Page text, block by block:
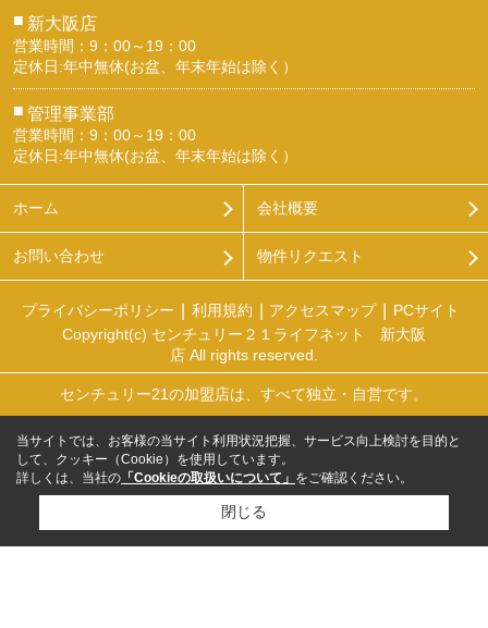
■ 新大阪店
営業時間：9：00～19：00
定休日:年中無休(お盆、年末年始は除く）
■ 管理事業部
営業時間：9：00～19：00
定休日:年中無休(お盆、年末年始は除く）
ホーム 会社概要
お問い合わせ 物件リクエスト
プライバシーポリシー 利用規約 アクセスマップ
PCサイト
Copyright(c) センチュリー２１ライフネット 新大阪
店 All rights reserved.
センチュリー21の加盟店は、すべて独立・自営です。
当サイトでは、お客様の当サイト利用状況把握、サービス向上検討を目的と
して、クッキー（Cookie）を使用しています。
詳しくは、当社の 「Cookieの取扱いについて」 をご確認ください。
閉じる